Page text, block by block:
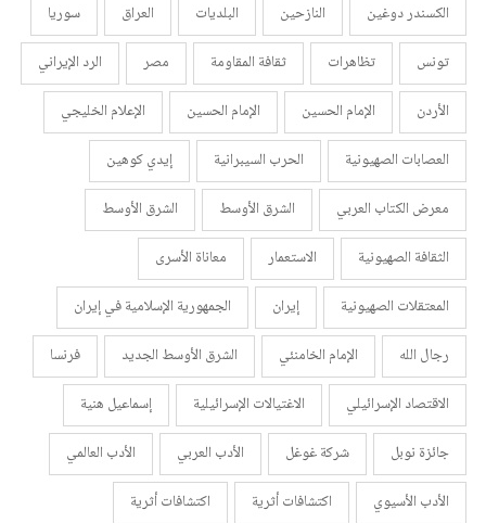
الكسندر دوغين
النازحين البلديات العراق
سوريا
تونس
تظاهرات ثقافة المقاومة مصر
الرد الإيراني
الأردن
الإمام الحسين الإمام الحسين
الإعلام الخليجي
العصابات الصهيونية
الحرب السيبرانية
إيدي كوهين
معرض الكتاب العربي
الشرق الأوسط
الشرق الأوسط
الثقافة الصهيونية
الاستعمار
معاناة الأسرى
المعتقلات الصهيونية
إيران
الجمهورية الإسلامية في إيران
رجال الله
الإمام الخامنئي الشرق الأوسط الجديد
فرنسا
الاقتصاد الإسرائيلي
الاغتيالات الإسرائيلية
إسماعيل هنية
جائزة نوبل
شركة غوغل الأدب العربي
الأدب العالمي
الأدب الأسيوي
اكتشافات أثرية
اكتشافات أثرية